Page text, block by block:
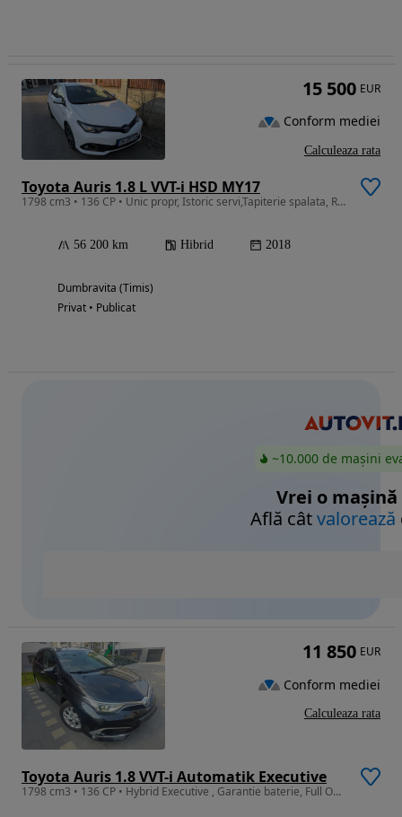
Toyota Auris 1.8 L VVT-i HSD MY17
1798 cm3 • 136 CP • Unic propr, Istoric servi,Tapiterie spalata, RCA, ITP si RoV valabile.
56 200 km Hibrid 2018
Dumbravita (Timis)
Privat • Publicat
15 500 EUR
Conform mediei
Calculeaza rata
~10.000 de mașini
Vrei o mașină
Află câtvalorează
Toyota Auris 1.8 VVT-i Automatik Executive
1798 cm3 • 136 CP • Hybrid Executive , Garantie baterie, Full Options
11 850 EUR
Conform mediei
Calculeaza rata